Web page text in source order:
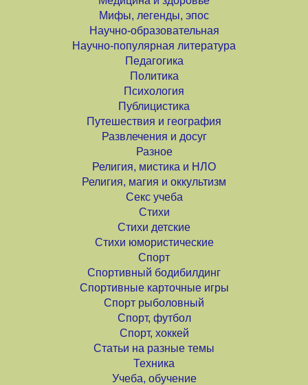
Мифы, легенды, эпос
Научно-образовательная
Научно-популярная литература
Педагогика
Политика
Психология
Публицистика
Путешествия и география
Развлечения и досуг
Разное
Религия, мистика и НЛО
Религия, магия и оккультизм
Секс учеба
Стихи
Стихи детские
Стихи юмористические
Спорт
Спортивный бодибилдинг
Спортивные карточные игры
Спорт рыболовный
Спорт, футбол
Спорт, хоккей
Статьи на разные темы
Техника
Учеба, обучение